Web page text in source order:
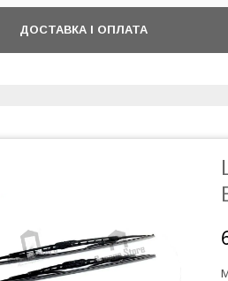
ДОСТАВКА І ОПЛАТА